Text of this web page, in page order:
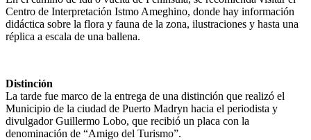
Centro de Interpretación Istmo Ameghino, donde hay información
didáctica sobre la flora y fauna de la zona, ilustraciones y hasta una
réplica a escala de una ballena.
Distinción
La tarde fue marco de la entrega de una distinción que realizó el
Municipio de la ciudad de Puerto Madryn hacia el periodista y
divulgador Guillermo Lobo, que recibió un placa con la
denominación de “Amigo del Turismo”.